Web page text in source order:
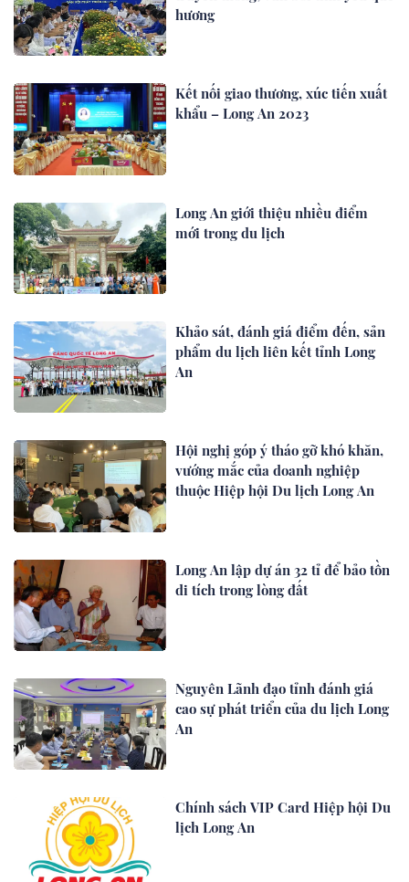
hương
Kết nối giao thương, xúc tiến xuất
khẩu – Long An 2023
Long An giới thiệu nhiều điểm
mới trong du lịch
Khảo sát, đánh giá điểm đến, sản
phẩm du lịch liên kết tỉnh Long
An
Hội nghị góp ý tháo gỡ khó khăn,
vướng mắc của doanh nghiệp
thuộc Hiệp hội Du lịch Long An
Long An lập dự án 32 tỉ để bảo tồn
di tích trong lòng đất
Nguyên Lãnh đạo tỉnh đánh giá
cao sự phát triển của du lịch Long
An
Chính sách VIP Card Hiệp hội Du
lịch Long An